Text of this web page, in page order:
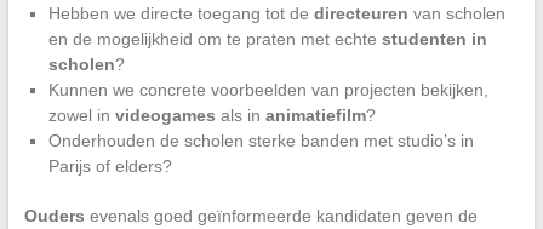
Hebben we directe toegang tot de directeuren van scholen
en de mogelijkheid om te praten met echte studenten in
scholen?
Kunnen we concrete voorbeelden van projecten bekijken,
zowel in videogames als in animatiefilm?
Onderhouden de scholen sterke banden met studio’s in
Parijs of elders?
Ouders evenals goed geïnformeerde kandidaten geven de